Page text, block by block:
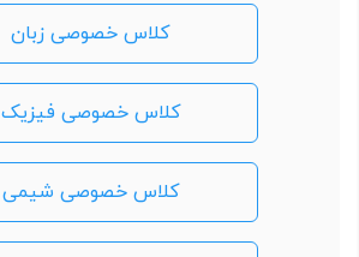
کلاس خصوصی زبان
کلاس خصوصی فیزیک
کلاس خصوصی شیمی